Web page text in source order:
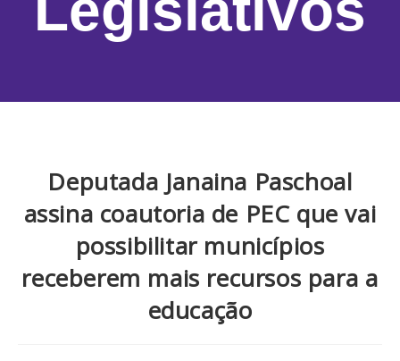
Deputada Janaina Paschoal
assina coautoria de PEC que vai
possibilitar municípios
receberem mais recursos para a
educação